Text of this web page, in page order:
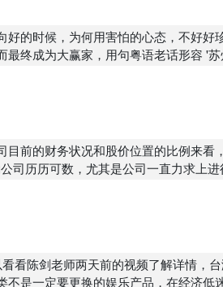
好的时候，为何用害怕的心态，不好好
最终成为大赢家，用句粤语老话形容 '
作若研发成功跨界生物科技升级为区
这只养肥会生金蛋的鸡，你捨得放弃吗
目前的财务状况和股价位置的比例来
司历历可数，尤其是公司一直力求上
取这样的公司，我想投资风险已经是
看陈剑老师两天前的视频了解详情，
是一定要更换的娱乐产品，在经济低